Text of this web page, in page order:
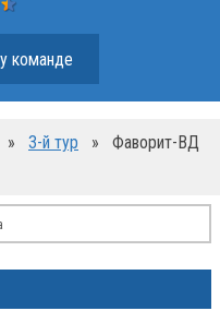
команде
» 3-й тур »
Фаворит-ВД